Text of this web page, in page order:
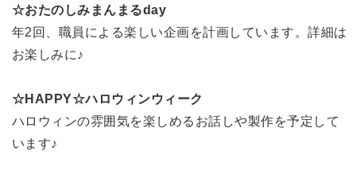
☆おたのしみまんまるday
年2回、職員による楽しい企画を計画しています。詳細は
お楽しみに♪
☆HAPPY☆ハロウィンウィーク
ハロウィンの雰囲気を楽しめるお話しや製作を予定して
います♪